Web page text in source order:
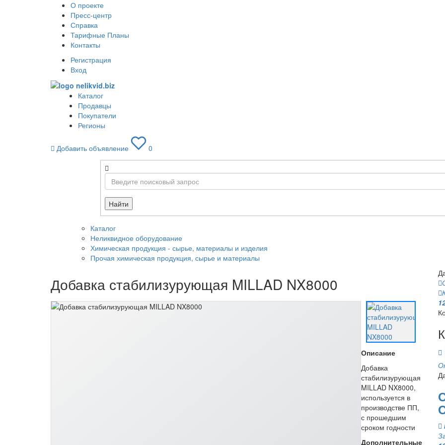
О проекте
Пресс-центр
Справка
Тарифные Планы
Контакты
Регистрация
Вход
Каталог
Продавцы
Покупатели
Регионы
Добавить объявление 0
Найти
Каталог
Неликвидное оборудование
Химическая продукция - сырье, материалы и изделия
Прочая химическая продукция, сырье и материалы
Добавка стабилизурующая MILLAD NX8000
Описание
Добавка
стабилизурующая
MILLAD NX8000,
используется в
производстве ПП,
с прошедшим
сроком годности
Дополнительные